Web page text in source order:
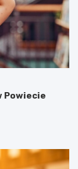
Powiecie